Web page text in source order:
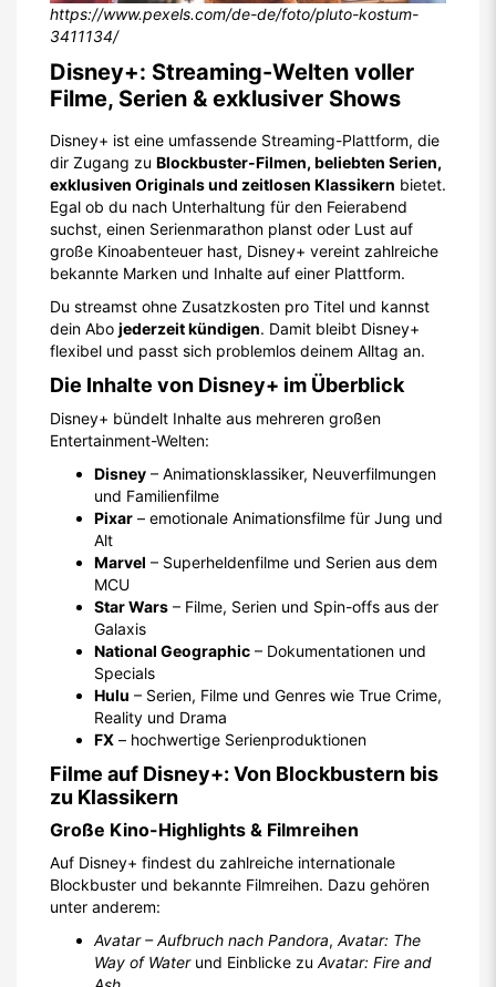
https://www.pexels.com/de-de/foto/pluto-kostum-
3411134/
Disney+: Streaming-Welten voller
Filme, Serien & exklusiver Shows
Disney+ ist eine umfassende Streaming-Plattform, die
dir Zugang zu Blockbuster-Filmen, beliebten Serien,
exklusiven Originals und zeitlosen Klassikern bietet.
Egal ob du nach Unterhaltung für den Feierabend
suchst, einen Serienmarathon planst oder Lust auf
große Kinoabenteuer hast, Disney+ vereint zahlreiche
bekannte Marken und Inhalte auf einer Plattform.
Du streamst ohne Zusatzkosten pro Titel und kannst
dein Abo jederzeit kündigen. Damit bleibt Disney+
flexibel und passt sich problemlos deinem Alltag an.
Die Inhalte von Disney+ im Überblick
Disney+ bündelt Inhalte aus mehreren großen
Entertainment-Welten:
Disney – Animationsklassiker, Neuverfilmungen
und Familienfilme
Pixar – emotionale Animationsfilme für Jung und
Alt
Marvel – Superheldenfilme und Serien aus dem
MCU
Star Wars – Filme, Serien und Spin-offs aus der
Galaxis
National Geographic – Dokumentationen und
Specials
Hulu – Serien, Filme und Genres wie True Crime,
Reality und Drama
FX – hochwertige Serienproduktionen
Filme auf Disney+: Von Blockbustern bis
zu Klassikern
Große Kino-Highlights & Filmreihen
Auf Disney+ findest du zahlreiche internationale
Blockbuster und bekannte Filmreihen. Dazu gehören
unter anderem:
Avatar – Aufbruch nach Pandora, Avatar: The
Way of Waterund Einblicke zu Avatar: Fire and